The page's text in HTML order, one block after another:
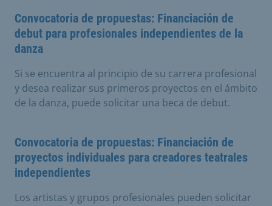
Convocatoria de propuestas: Financiación de
debut para profesionales independientes de la
danza
Si se encuentra al principio de su carrera profesional
y desea realizar sus primeros proyectos en el ámbito
de la danza, puede solicitar una beca de debut.
Convocatoria de propuestas: Financiación de
proyectos individuales para creadores teatrales
independientes
Los artistas y grupos profesionales pueden solicitar